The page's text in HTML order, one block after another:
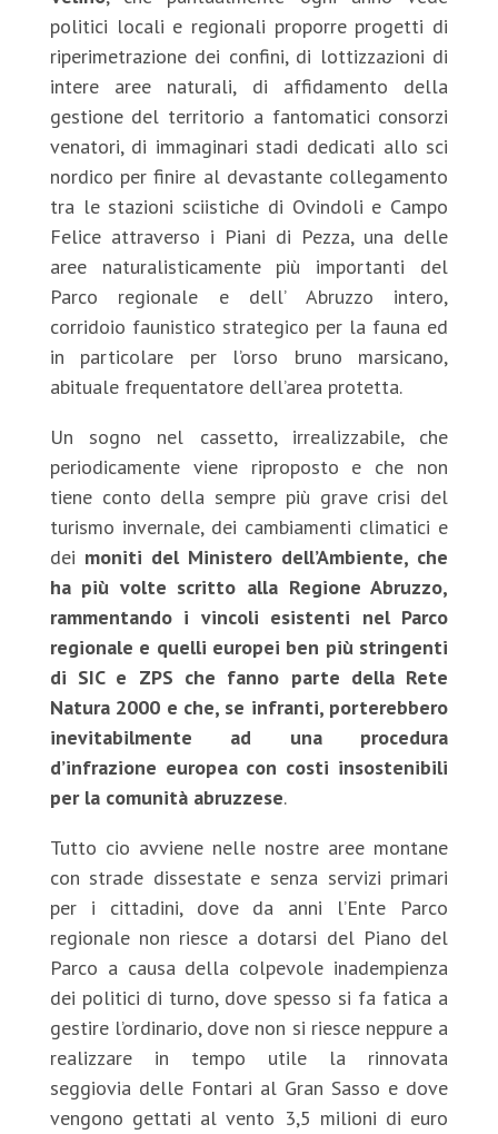
politici locali e regionali proporre progetti di
riperimetrazione dei confini, di lottizzazioni di
intere aree naturali, di affidamento della
gestione del territorio a fantomatici consorzi
venatori, di immaginari stadi dedicati allo sci
nordico per finire al devastante collegamento
tra le stazioni sciistiche di Ovindoli e Campo
Felice attraverso i Piani di Pezza, una delle
aree naturalisticamente più importanti del
Parco regionale e dell’ Abruzzo intero,
corridoio faunistico strategico per la fauna ed
in particolare per l’orso bruno marsicano,
abituale frequentatore dell’area protetta.
Un sogno nel cassetto, irrealizzabile, che
periodicamente viene riproposto e che non
tiene conto della sempre più grave crisi del
turismo invernale, dei cambiamenti climatici e
dei moniti del Ministero dell’Ambiente, che
ha più volte scritto alla Regione Abruzzo,
rammentando i vincoli esistenti nel Parco
regionale e quelli europei ben più stringenti
di SIC e ZPS che fanno parte della Rete
Natura 2000 e che, se infranti, porterebbero
inevitabilmente ad una procedura
d’infrazione europea con costi insostenibili
per la comunità abruzzese.
Tutto cio avviene nelle nostre aree montane
con strade dissestate e senza servizi primari
per i cittadini, dove da anni l’Ente Parco
regionale non riesce a dotarsi del Piano del
Parco a causa della colpevole inadempienza
dei politici di turno, dove spesso si fa fatica a
gestire l’ordinario, dove non si riesce neppure a
realizzare in tempo utile la rinnovata
seggiovia delle Fontari al Gran Sasso e dove
vengono gettati al vento 3,5 milioni di euro